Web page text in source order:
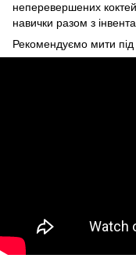
неперевершених
навички разом з
Рекомендуємо мити